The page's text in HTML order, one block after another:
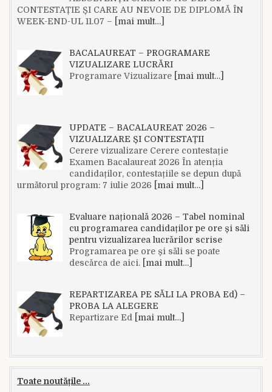
CONTESTAȚIE ȘI CARE AU NEVOIE DE DIPLOMĂ ÎN
WEEK-END-UL 11.07 –
[mai mult…]
BACALAUREAT – PROGRAMARE
VIZUALIZARE LUCRĂRI
Programare Vizualizare[mai mult…]
UPDATE – BACALAUREAT 2026 –
VIZUALIZARE ȘI CONTESTAȚII
Cerere vizualizare Cerere contestație
Examen Bacalaureat 2026 În atenția
candidaților, contestațiile se depun după
următorul program: 7 iulie 2026
[mai mult…]
Evaluare națională 2026 – Tabel nominal
cu programarea candidaților pe ore și săli
pentru vizualizarea lucrărilor scrise
Programarea pe ore și săli se poate
descărca de aici.[mai mult…]
REPARTIZAREA PE SĂLI LA PROBA Ed) –
PROBA LA ALEGERE
Repartizare Ed [mai mult…]
Toate noutățile ...